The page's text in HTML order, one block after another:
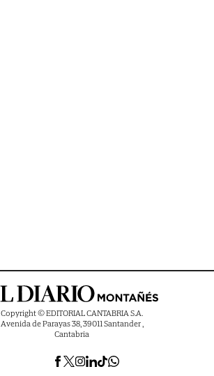
Copyright © EDITORIAL CANTABRIA S.A.
Avenida de Parayas 38, 39011 Santander ,
Cantabria